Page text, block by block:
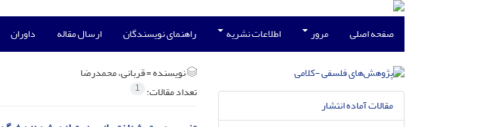
صفحه اصلی مرور اطلاعات نشریه راهنمای نویسندگان ارسال مقاله داوران
نویسنده =قربانی، محمدرضا
تعداد مقالات: 1
مقالات آماده انتشار